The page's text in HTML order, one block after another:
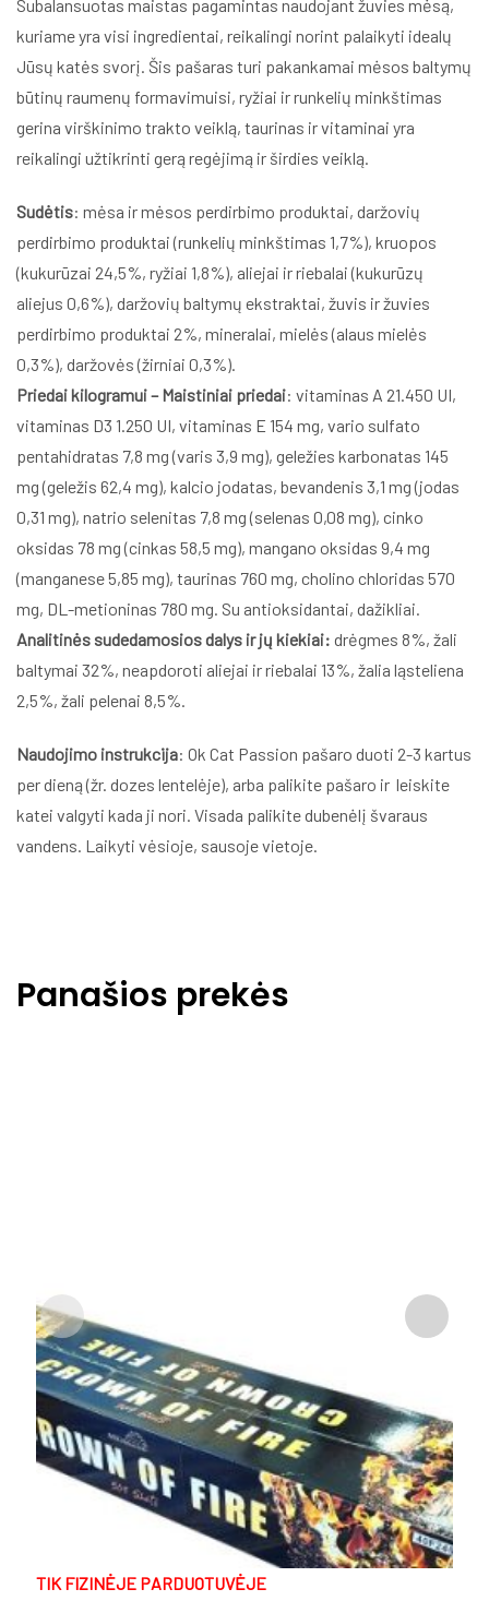
Subalansuotas maistas pagamintas naudojant žuvies mėsą,
kuriame yra visi ingredientai, reikalingi norint palaikyti idealų
Jūsų katės svorį. Šis pašaras turi pakankamai mėsos baltymų
būtinų raumenų formavimuisi, ryžiai ir runkelių minkštimas
gerina virškinimo trakto veiklą, taurinas ir vitaminai yra
reikalingi užtikrinti gerą regėjimą ir širdies veiklą.
Sudėtis: mėsa ir mėsos perdirbimo produktai, daržovių
perdirbimo produktai (runkelių minkštimas 1,7%), kruopos
(kukurūzai 24,5%, ryžiai 1,8%), aliejai ir riebalai (kukurūzų
aliejus 0,6%), daržovių baltymų ekstraktai, žuvis ir žuvies
perdirbimo produktai 2%, mineralai, mielės (alaus mielės
0,3%), daržovės (žirniai 0,3%).
Priedai kilogramui– Maistiniai priedai: vitaminas A 21.450 UI,
vitaminas D3 1.250 UI, vitaminas E 154 mg, vario sulfato
pentahidratas 7,8 mg (varis 3,9 mg), geležies karbonatas 145
mg (geležis 62,4 mg), kalcio jodatas, bevandenis 3,1 mg (jodas
0,31 mg), natrio selenitas 7,8 mg (selenas 0,08 mg), cinko
oksidas 78 mg (cinkas 58,5 mg), mangano oksidas 9,4 mg
(manganese 5,85 mg), taurinas 760 mg, cholino chloridas 570
mg, DL-metioninas 780 mg. Su antioksidantai, dažikliai.
Analitinės sudedamosios dalys ir jų kiekiai: drėgmes 8%, žali
baltymai 32%, neapdoroti aliejai ir riebalai 13%, žalia ląsteliena
2,5%, žali pelenai 8,5%.
Naudojimo instrukcija: Ok Cat Passion pašaro duoti 2-3 kartus
per dieną (žr. dozes lentelėje), arba palikite pašaro ir leiskite
katei valgyti kada ji nori. Visada palikite dubenėlį švaraus
vandens. Laikyti vėsioje, sausoje vietoje.
Panašios prekės
TIK FIZINĖJE PARDUOTUVĖJE